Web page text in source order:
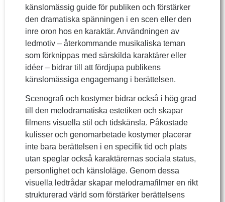
känslomässig guide för publiken och förstärker
den dramatiska spänningen i en scen eller den
inre oron hos en karaktär. Användningen av
ledmotiv – återkommande musikaliska teman
som förknippas med särskilda karaktärer eller
idéer – bidrar till att fördjupa publikens
känslomässiga engagemang i berättelsen.
Scenografi och kostymer bidrar också i hög grad
till den melodramatiska estetiken och skapar
filmens visuella stil och tidskänsla. Påkostade
kulisser och genomarbetade kostymer placerar
inte bara berättelsen i en specifik tid och plats
utan speglar också karaktärernas sociala status,
personlighet och känsloläge. Genom dessa
visuella ledtrådar skapar melodramafilmer en rikt
strukturerad värld som förstärker berättelsens